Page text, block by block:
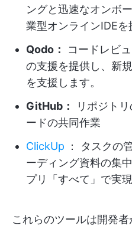
ングと迅速なオンボ
業型オンラインIDEを
Qodo：
コードレビ
の支援を提供し、新
を支援します。
GitHub：
リポジト
ードの共同作業
ClickUp
： タスクの
ーディング資料の集
プリ「すべて」で実現
これらのツールは開発